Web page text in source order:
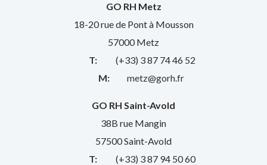
GO RH Metz
18-20 rue de Pont à Mousson
57000 Metz
T:
(+33) 3 87 74 46 52
M:
metz@gorh.fr
GO RH Saint-Avold
38B rue Mangin
57500 Saint-Avold
T:
(+33) 3 87 94 50 60